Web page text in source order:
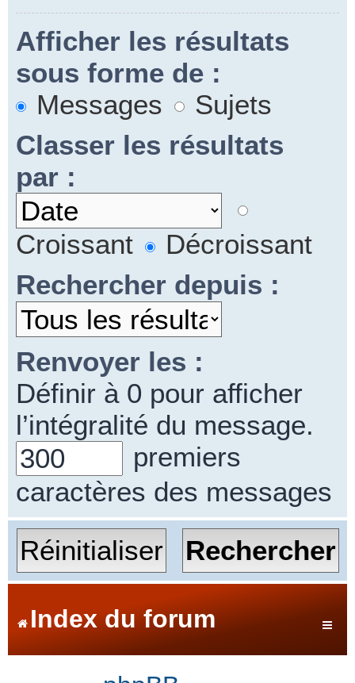
Afficher les résultats
sous forme de :
Messages
Sujets
Classer les résultats
par :
Croissant
Décroissant
Rechercher depuis :
Renvoyer les :
Définir à 0 pour afficher
l’intégralité du message.
premiers
caractères des messages
Index du forum